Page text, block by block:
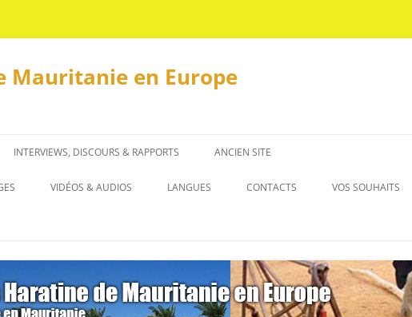
Mauritanie en Europe
INTERVIEWS, DISCOURS & RAPPORTS
INTERVIEWS
ANCIEN SITE
VIDÉOS & AUDIOS LANGUES CONTACTS VOS SOUHAITS